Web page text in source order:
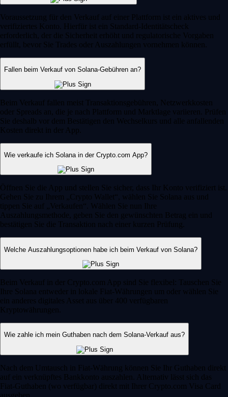
Voraussetzung für den Verkauf auf einer Plattform ist ein aktives und
verifiziertes Konto. Hierfür ist ein Standard-Identitätscheck
erforderlich, der die Sicherheit erhöht und regulatorische Vorgaben
erfüllt, bevor Sie Trades oder Auszahlungen vornehmen können.
Fallen beim Verkauf von Solana-Gebühren an?
Beim Verkauf fallen meist Transaktionsgebühren, Netzwerkkosten
oder Spreads an, die je nach Plattform und Marktlage variieren. Prüfen
Sie deshalb vor dem Bestätigen den Wechselkurs und alle anfallenden
Kosten direkt in der App.
Wie verkaufe ich Solana in der Crypto.com App?
Öffnen Sie die App und stellen Sie sicher, dass Ihr Konto verifiziert ist.
Gehen Sie zu Ihrem „Crypto Wallet“, wählen Sie Solana aus und
tippen Sie auf „Verkaufen“. Wählen Sie nun Ihre
Auszahlungsmethode, geben Sie den gewünschten Betrag ein und
bestätigen Sie die Transaktion nach einer kurzen Prüfung.
Welche Auszahlungsoptionen habe ich beim Verkauf von Solana?
Beim Verkauf in der Crypto.com App sind Sie flexibel: Tauschen Sie
Ihre Solana entweder in lokale Fiat-Währungen um oder wählen Sie
ein anderes digitales Asset aus über 400 verfügbaren
Kryptowährungen.
Wie zahle ich mein Guthaben nach dem Solana-Verkauf aus?
Nach dem Umtausch in Fiat-Währung können Sie Ihr Guthaben direkt
auf ein verknüpftes Bankkonto auszahlen. Alternativ lässt sich das
Fiat-Guthaben (wo verfügbar) direkt mit Ihrer Crypto.com Visa Card
ausgeben.